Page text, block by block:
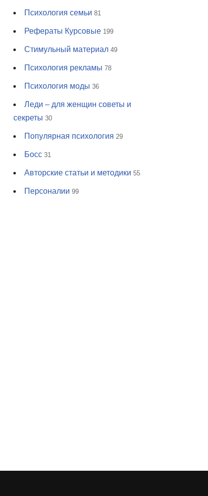
Психология семьи 81
Рефераты Курсовые 199
Стимульный материал 49
Психология рекламы 78
Психология моды 36
Леди – для женщин советы и
секреты 30
Популярная психология 29
Босс 31
Авторские статьи и методики 55
Персоналии 99